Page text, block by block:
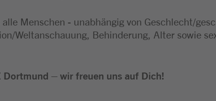
Menschen - unabhängig von Geschlecht/
Weltanschauung, Behinderung, Alter sowie
– wir freuen uns auf Dich!